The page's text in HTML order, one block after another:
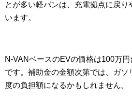
とが多い軽バンは、充電拠点に戻り
います。
N-VANベースのEVの価格は100万
です。補助金の金額次第では、ガソ
度の負担額になるかもしれません。